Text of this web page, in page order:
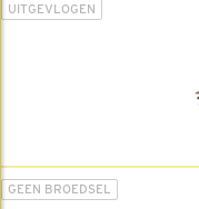
UITGEVLOGEN
GEEN BROEDSEL